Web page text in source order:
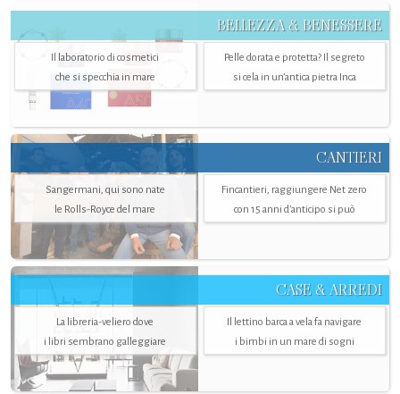
BELLEZZA & BENESSERE
Il laboratorio di cosmetici
che si specchia in mare
Pelle dorata e protetta? Il segreto
si cela in un’antica pietra Inca
CANTIERI
Sangermani, qui sono nate
le Rolls-Royce del mare
Fincantieri, raggiungere Net zero
con 15 anni d'anticipo si può
CASE & ARREDI
La libreria-veliero dove
i libri sembrano galleggiare
Il lettino barca a vela fa navigare
i bimbi in un mare di sogni